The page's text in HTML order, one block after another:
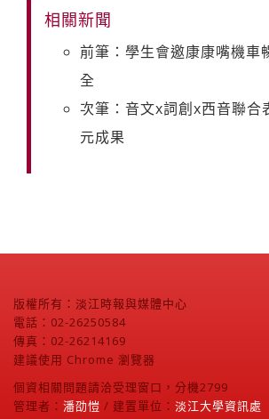
相關新聞
前筆：學生會邀康康嘴機車
全
次筆：音文x詞創x西音聯合
元成果
版權所有：淡江時報與媒體中心
電話：02-26250584
傳真：02-26214169
建議使用 Chrome 瀏覽器
個資相關問題請洽受理窗口，分機2799
管理者： 潘劭愷 / 建置單位： 淡江大學資訊處